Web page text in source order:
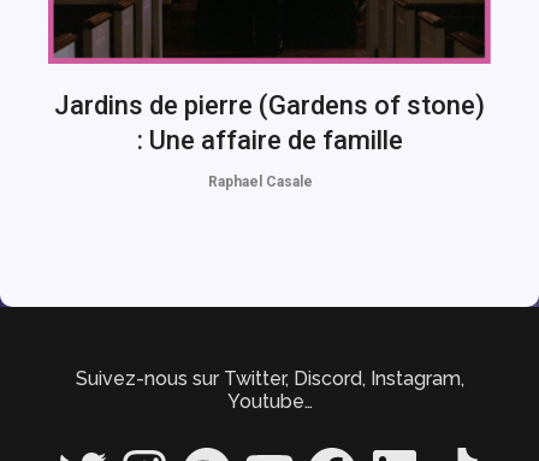
Jardins de pierre (Gardens of stone)
: Une affaire de famille
Raphael Casale
Suivez-nous sur Twitter, Discord, Instagram,
Youtube…
Twitter InstagramSpotify YouTube FacebookLinkedIn TikTok